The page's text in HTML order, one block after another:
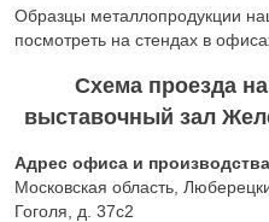
Образцы металлопродукции
посмотреть на стендах в
Схема проезда
выставочный зал
Адрес офиса и
Московская область,
Гоголя, д. 37с2